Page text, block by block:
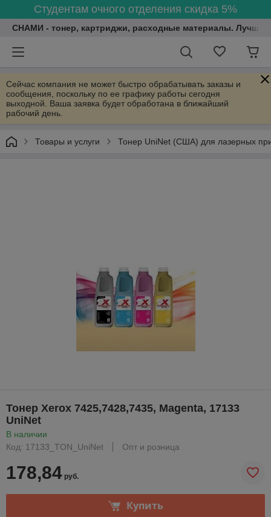
Студентам очного отделения скидка 5%
СНАМИ - тонер, картриджи, расходные материалы.
Сейчас компания не может быстро обрабатывать заказы и
сообщения, поскольку по ее графику работы сегодня
выходной. Ваша заявка будет обработана в ближайший
рабочий день.
Товары и услуги Тонер UniNet (США) для лазерных
Тонер Xerox 7425,7428,7435, Magenta, 17133
UniNet
В наличии
Код: 17133_TON_UniNet
Опт и розница
178,84 руб.
Купить